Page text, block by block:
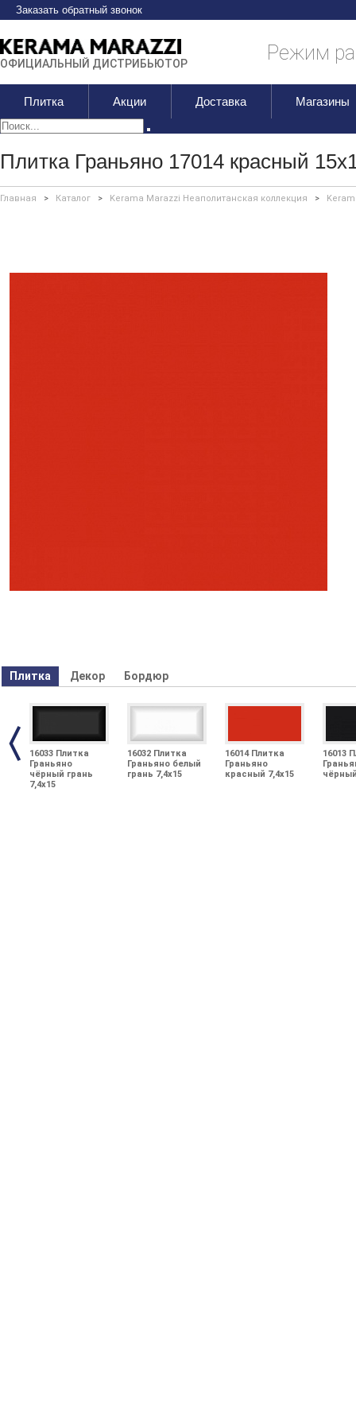
Заказать обратный звонок
ОФИЦИАЛЬНЫЙ ДИСТРИБЬЮТОР Режим
Плитка Акции Доставка Магазины
Плитка Граньяно 17014 красный
Главная > Каталог > Kerama Marazzi Неаполитанская коллекция >
Плитка Декор Бордюр
16033 Плитка
Граньяно
чёрный грань
7,4х15
16032 Плитка
Граньяно белый
грань 7,4х15
16014 Плитка
Граньяно
красный 7,4х15
16013